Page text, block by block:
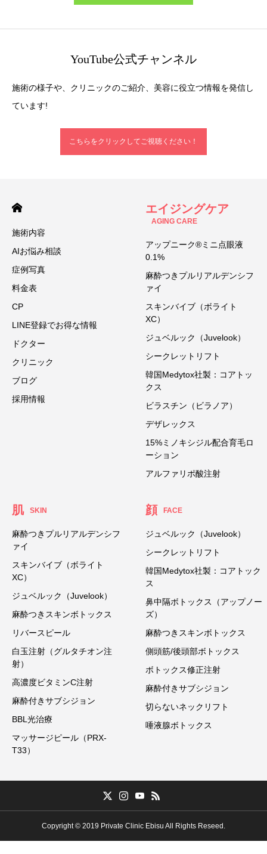
YouTube公式チャンネル
施術の様子や、クリニックのご紹介、美容に役立つ情報を発信し
ています!
こちらをクリックしてご視聴ください！
施術内容
AIお悩み相談
症例写真
料金表
CP
LINE登録でお得な情報
ドクター
クリニック
ブログ
採用情報
エイジングケア
AGING CARE
アップニーク®ミニ点眼液
0.1%
麻酔つきプルリアルデンシフ
ァイ
スキンバイブ（ボライト
XC）
ジュベルック（Juvelook）
シークレットリフト
韓国Medytox社製：コアトッ
クス
ビラスチン（ビラノア）
デザレックス
15%ミノキシジル配合育毛ロ
ーション
アルファリポ酸注射
肌 SKIN
麻酔つきプルリアルデンシフ
ァイ
スキンバイブ（ボライト
XC）
ジュベルック（Juvelook）
麻酔つきスキンボトックス
リバースピール
白玉注射（グルタチオン注
射）
高濃度ビタミンC注射
麻酔付きサブシジョン
BBL光治療
マッサージピール（PRX-
T33）
顔 FACE
ジュベルック（Juvelook）
シークレットリフト
韓国Medytox社製：コアトック
ス
鼻中隔ボトックス（アップノー
ズ）
麻酔つきスキンボトックス
側頭筋/後頭部ボトックス
ボトックス修正注射
麻酔付きサブシジョン
切らないネックリフト
唾液腺ボトックス
Copyright © 2019 Private Clinic Ebisu All Rights Reseed.